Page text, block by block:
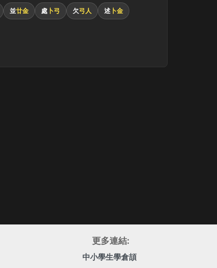
並廿金 處 卜弓 欠弓人 述 卜金
更多連結:
中小學生學倉頡